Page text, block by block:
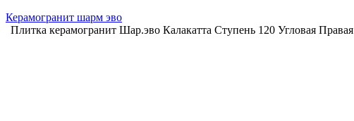
Керамогранит шарм эво
Плитка керамогранит Шар.эво Калакатта Ступень 120 Угловая Правая